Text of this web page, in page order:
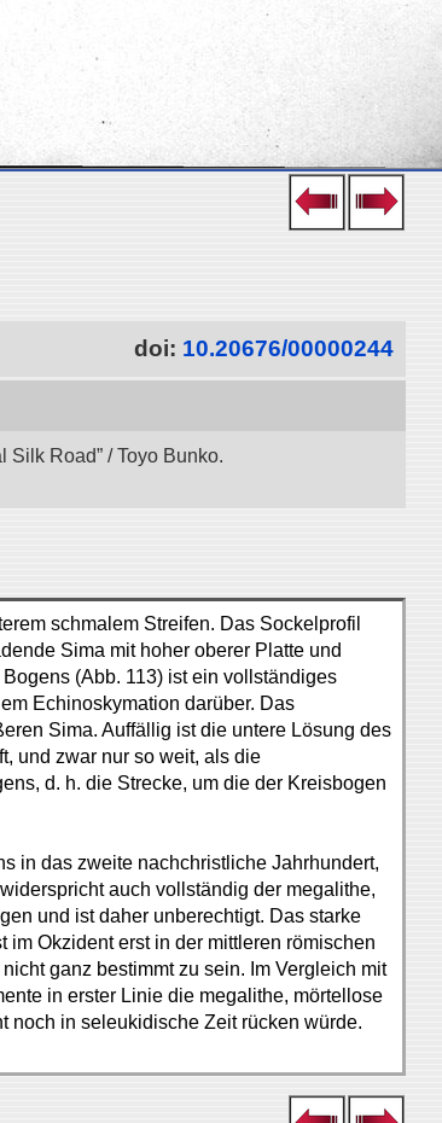
doi: 10.20676/00000244
Silk Road” / Toyo Bunko.
schmalem Streifen. Das Sockelprofil
Sima mit hoher oberer Platte und
(Abb. 113) ist ein vollständiges
Echinoskymation darüber. Das
Sima. Auffällig ist die untere Lösung des
und zwar nur so weit, als die
d. h. die Strecke, um die der Kreisbogen
in das zweite nachchristliche Jahrhundert,
auch vollständig der megalithe,
und ist daher unberechtigt. Das starke
Okzident erst in der mittleren römischen
ganz bestimmt zu sein. Im Vergleich mit
in erster Linie die megalithe, mörtellose
noch in seleukidische Zeit rücken würde.